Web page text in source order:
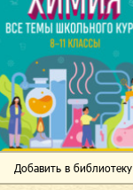
Добавить в библиотеку